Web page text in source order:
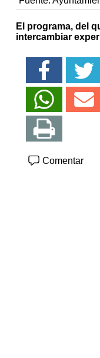
El programa, del
intercambiar
Comentar